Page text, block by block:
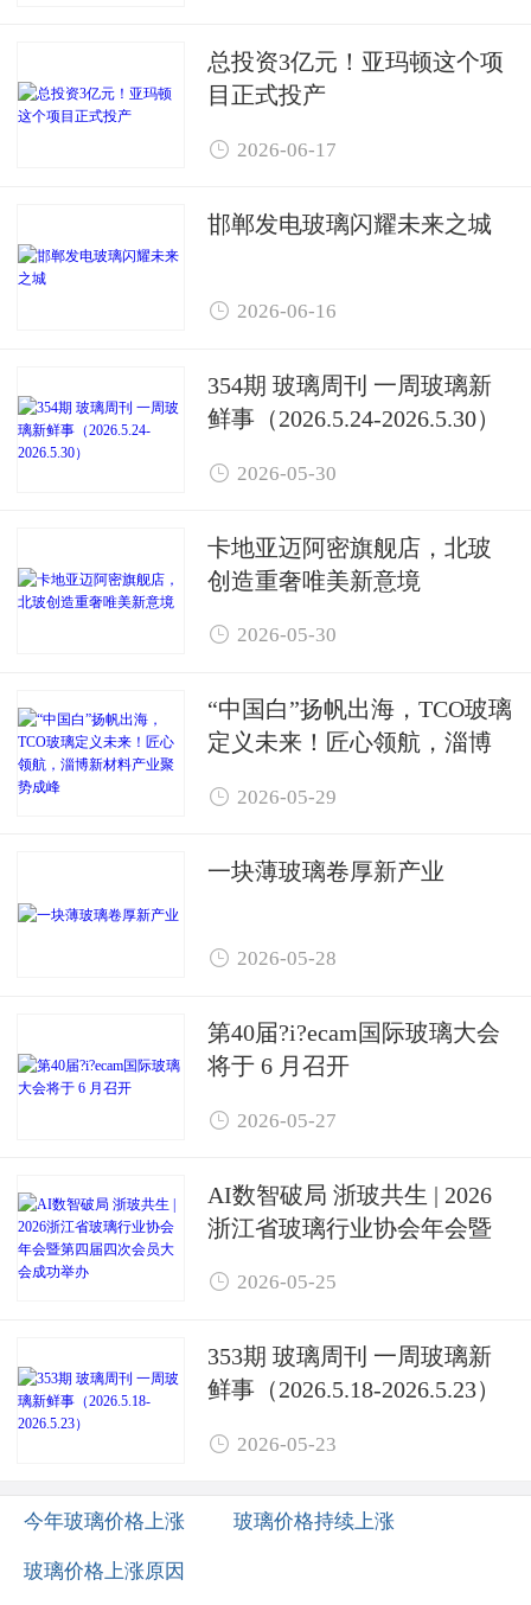
总投资3亿元！亚玛顿这个项
目正式投产
 2026-06-17
邯郸发电玻璃闪耀未来之城
 2026-06-16
354期 玻璃周刊 一周玻璃新
鲜事（2026.5.24-2026.5.30）
 2026-05-30
卡地亚迈阿密旗舰店，北玻
创造重奢唯美新意境
 2026-05-30
“中国白”扬帆出海，TCO玻璃
定义未来！匠心领航，淄博
 2026-05-29
一块薄玻璃卷厚新产业
 2026-05-28
第40届?i?ecam国际玻璃大会
将于 6 月召开
 2026-05-27
AI数智破局 浙玻共生 | 2026
浙江省玻璃行业协会年会暨
办
 2026-05-25
353期 玻璃周刊 一周玻璃新
鲜事（2026.5.18-2026.5.23）
 2026-05-23
今年玻璃价格上涨 玻璃价格持续上涨
玻璃价格上涨原因